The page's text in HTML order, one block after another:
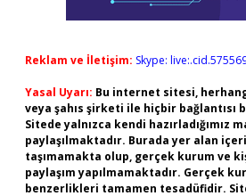
Reklam ve İletişim: Skype:
Yasal Uyarı: Bu internet sitesi,
veya şahıs şirketi ile hiçbir bağlantısı
Sitede yalnızca kendi hazırladığımız
paylaşılmaktadır. Burada yer alan
taşımamakta olup, gerçek kurum ve
paylaşım yapılmamaktadır. Gerçek
benzerlikleri tamamen tesadüfidir.